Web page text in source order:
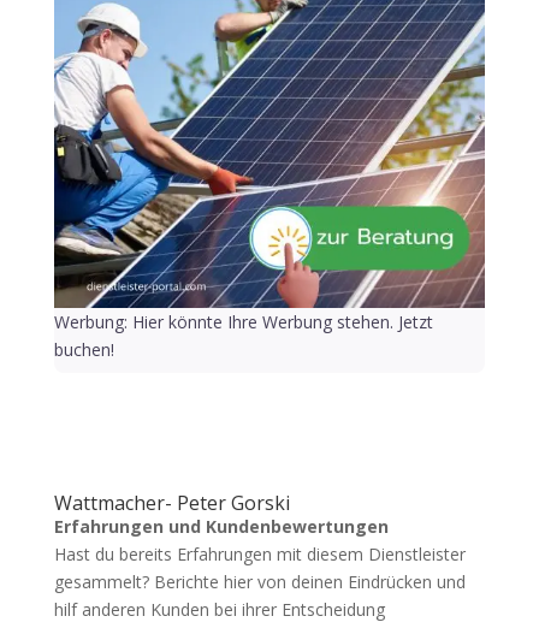
Werbung: Hier könnte Ihre Werbung stehen. Jetzt
buchen!
Wattmacher- Peter Gorski
Erfahrungen und Kundenbewertungen
Hast du bereits Erfahrungen mit diesem Dienstleister
gesammelt? Berichte hier von deinen Eindrücken und
hilf anderen Kunden bei ihrer Entscheidung